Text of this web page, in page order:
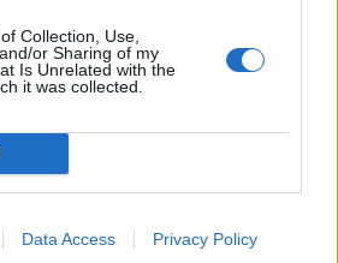
Collection, Use,
or Sharing of my
Is Unrelated with the
it was collected.
Data Access Privacy Policy